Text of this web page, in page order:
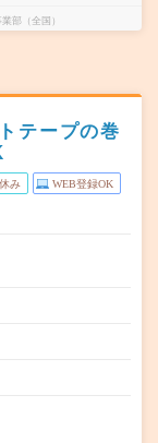
部（全国）
テープの巻
み WEB登録OK